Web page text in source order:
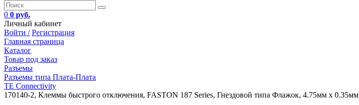
0 0 руб.
Личный кабинет
Войти / Регистрация
Главная страница
Каталог
Товар под заказ
Разъемы
Разъемы типа Плата-Плата
TE Connectivity
170140-2, Клеммы быстрого отключения, FASTON 187 Series, Гнездовой типа Флажок, 4.75мм x 0.35мм